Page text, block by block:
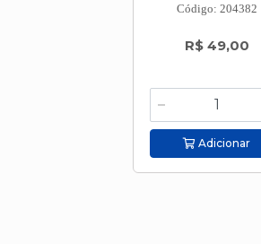
Código: 204382
R$ 49,00
Adicionar